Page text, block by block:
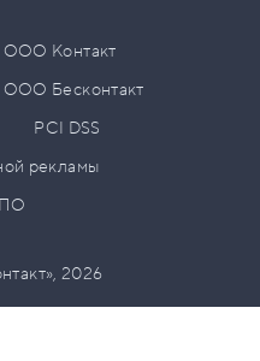
ООО Контакт
ООО Бесконтакт
PCI DSS
рекламы
2026